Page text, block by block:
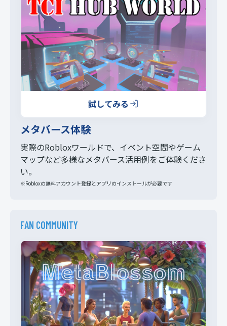
試してみる
メタバース体験
実際のRobloxワールドで、イベント空間やゲーム
マップなど多様なメタバース活用例をご体験くださ
い。
※Robloxの無料アカウント登録とアプリのインストールが必要です
FAN COMMUNITY